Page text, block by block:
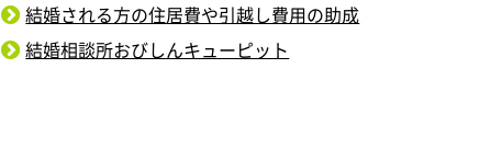
結婚される方の住居費や引越し費用の助成
結婚相談所おびしんキューピット